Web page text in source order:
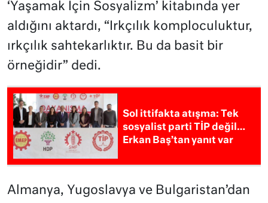
‘Yaşamak İçin Sosyalizm’ kitabında yer
aldığını aktardı, “Irkçılık komploculuktur,
ırkçılık sahtekarlıktır. Bu da basit bir
örneğidir” dedi.
Sol ittifakta atışma: Tek
sosyalist parti TİP değil…
Erkan Baş’tan yanıt var
Almanya, Yugoslavya ve Bulgaristan’dan